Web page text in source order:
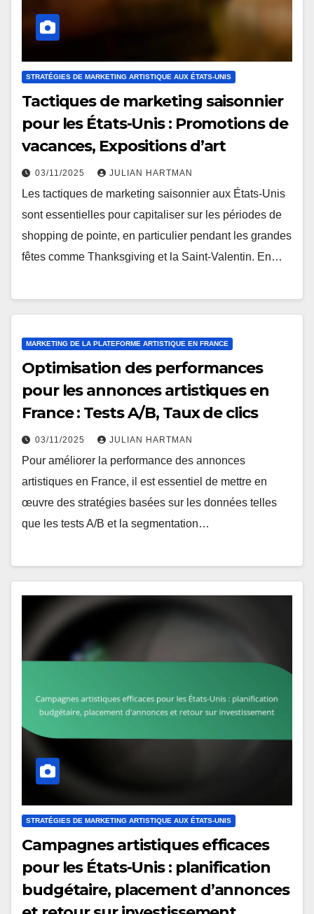
STRATÉGIES DE MARKETING ARTISTIQUE AUX ÉTATS-UNIS
Tactiques de marketing saisonnier
pour les États-Unis : Promotions de
vacances, Expositions d’art
03/11/2025 JULIAN HARTMAN
Les tactiques de marketing saisonnier aux États-Unis
sont essentielles pour capitaliser sur les périodes de
shopping de pointe, en particulier pendant les grandes
fêtes comme Thanksgiving et la Saint-Valentin. En…
MARKETING DE LA PLATEFORME ARTISTIQUE EN FRANCE
Optimisation des performances
pour les annonces artistiques en
France : Tests A/B, Taux de clics
03/11/2025 JULIAN HARTMAN
Pour améliorer la performance des annonces
artistiques en France, il est essentiel de mettre en
œuvre des stratégies basées sur les données telles
que les tests A/B et la segmentation…
STRATÉGIES DE MARKETING ARTISTIQUE AUX ÉTATS-UNIS
Campagnes artistiques efficaces
pour les États-Unis : planification
budgétaire, placement d’annonces